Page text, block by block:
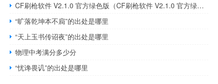
CF刷枪软件 V2.1.0 官方绿色版（CF刷枪软件 V2.1.0 官方绿色版功能简介）
“旷落乾坤本不扃”的出处是哪里
“天上玉书传诏夜”的出处是哪里
物理中考满分多少分
“忧谗畏讥”的出处是哪里